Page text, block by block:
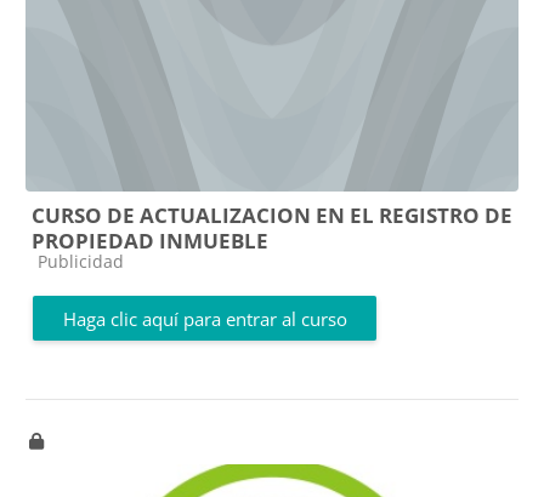
CURSO DE ACTUALIZACION EN EL REGISTRO DE
PROPIEDAD INMUEBLE
Categoría de cursos
Publicidad
Haga clic aquí para entrar al curso